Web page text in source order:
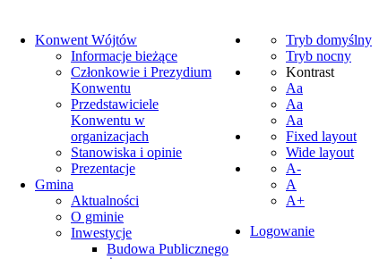
Tryb domyślny
Tryb nocny
Kontrast
Aa
Aa
Aa
Fixed layout
Wide layout
A-
A
A+
Logowanie
Konwent Wójtów
Informacje bieżące
Członkowie i Prezydium
Konwentu
Przedstawiciele
Konwentu w
organizacjach
Stanowiska i opinie
Prezentacje
Gmina
Aktualności
O gminie
Inwestycje
Budowa Publicznego